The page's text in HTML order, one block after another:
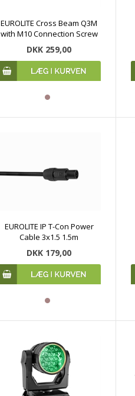
EUROLITE Cross Beam Q3M
with M10 Connection Screw
DKK 259,00
EUROLITE IP T-Con Power
Cable 3x1.5 1.5m
DKK 179,00